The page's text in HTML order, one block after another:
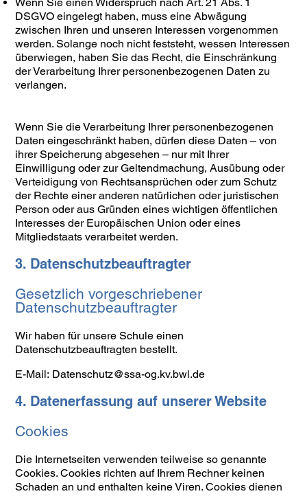
DSGVO eingelegt haben, muss eine Abwägung
zwischen Ihren und unseren Interessen vorgenommen
werden. Solange noch nicht feststeht, wessen Interessen
überwiegen, haben Sie das Recht, die Einschränkung
der Verarbeitung Ihrer personenbezogenen Daten zu
verlangen.
Wenn Sie die Verarbeitung Ihrer personenbezogenen
Daten eingeschränkt haben, dürfen diese Daten – von
ihrer Speicherung abgesehen – nur mit Ihrer
Einwilligung oder zur Geltendmachung, Ausübung oder
Verteidigung von Rechtsansprüchen oder zum Schutz
der Rechte einer anderen natürlichen oder juristischen
Person oder aus Gründen eines wichtigen öffentlichen
Interesses der Europäischen Union oder eines
Mitgliedstaats verarbeitet werden.
3. Datenschutzbeauftragter
Gesetzlich vorgeschriebener
Datenschutzbeauftragter
Wir haben für unsere Schule einen
Datenschutzbeauftragten bestellt.
E-Mail: Datenschutz@ssa-og.kv.bwl.de
4. Datenerfassung auf unserer Website
Cookies
Die Internetseiten verwenden teilweise so genannte
Cookies. Cookies richten auf Ihrem Rechner keinen
Schaden an und enthalten keine Viren. Cookies dienen